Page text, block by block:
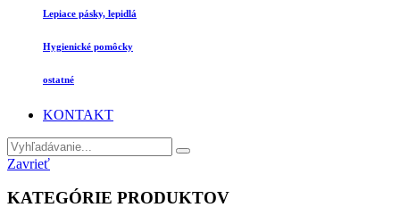
Lepiace pásky, lepidlá
Hygienické pomôcky
ostatné
KONTAKT
Zavrieť
KATEGÓRIE PRODUKTOV